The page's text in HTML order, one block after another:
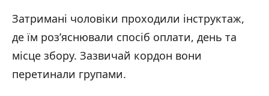
Затримані чоловіки проходили інструктаж,
де їм роз’яснювали спосіб оплати, день та
місце збору. Зазвичай кордон вони
перетинали групами.